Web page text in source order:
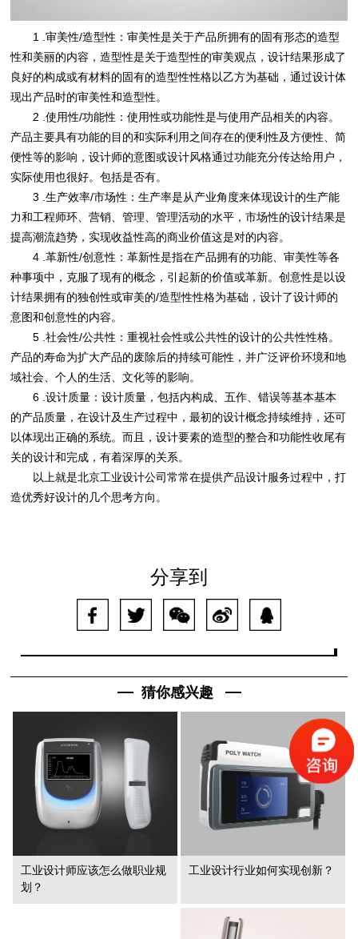
1 .审美性/造型性：审美性是关于产品所拥有的固有形态的造型
性和美丽的内容，造型性是关于造型性的审美观点，设计结果形成了
良好的构成或有材料的固有的造型性性格以乙方为基础，通过设计体
现出产品时的审美性和造型性。
2 .使用性/功能性：使用性或功能性是与使用产品相关的内容。
产品主要具有功能的目的和实际利用之间存在的便利性及方便性、简
便性等的影响，设计师的意图或设计风格通过功能充分传达给用户，
实际使用也很好。包括是否有。
3 .生产效率/市场性：生产率是从产业角度来体现设计的生产能
力和工程师环、营销、管理、管理活动的水平，市场性的设计结果是
提高潮流趋势，实现收益性高的商业价值这是对的内容。
4 .革新性/创意性：革新性是指在产品拥有的功能、审美性等各
种事项中，克服了现有的概念，引起新的价值或革新。创意性是以设
计结果拥有的独创性或审美的/造型性性格为基础，设计了设计师的
意图和创意性的内容。
5 .社会性/公共性：重视社会性或公共性的设计的公共性性格。
产品的寿命为扩大产品的废除后的持续可能性，并广泛评价环境和地
域社会、个人的生活、文化等的影响。
6 .设计质量：设计质量，包括内构成、五作、错误等基本基本
的产品质量，在设计及生产过程中，最初的设计概念持续维持，还可
以体现出正确的系统。而且，设计要素的造型的整合和功能性收尾有
关的设计和完成，有着深厚的关系。
以上就是北京工业设计公司常常在提供产品设计服务过程中，打
造优秀好设计的几个思考方向。
分享到
猜你感兴趣
工业设计师应该怎么做职业规
划？
工业设计行业如何实现创新？